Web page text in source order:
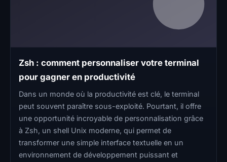
Zsh : comment personnaliser votre terminal
pour gagner en productivité
Dans un monde où la productivité est clé, le terminal
peut souvent paraître sous-exploité. Pourtant, il offre
une opportunité incroyable de personnalisation grâce
à Zsh, un shell Unix moderne, qui permet de
transformer une simple interface textuelle en un
environnement de développement puissant et